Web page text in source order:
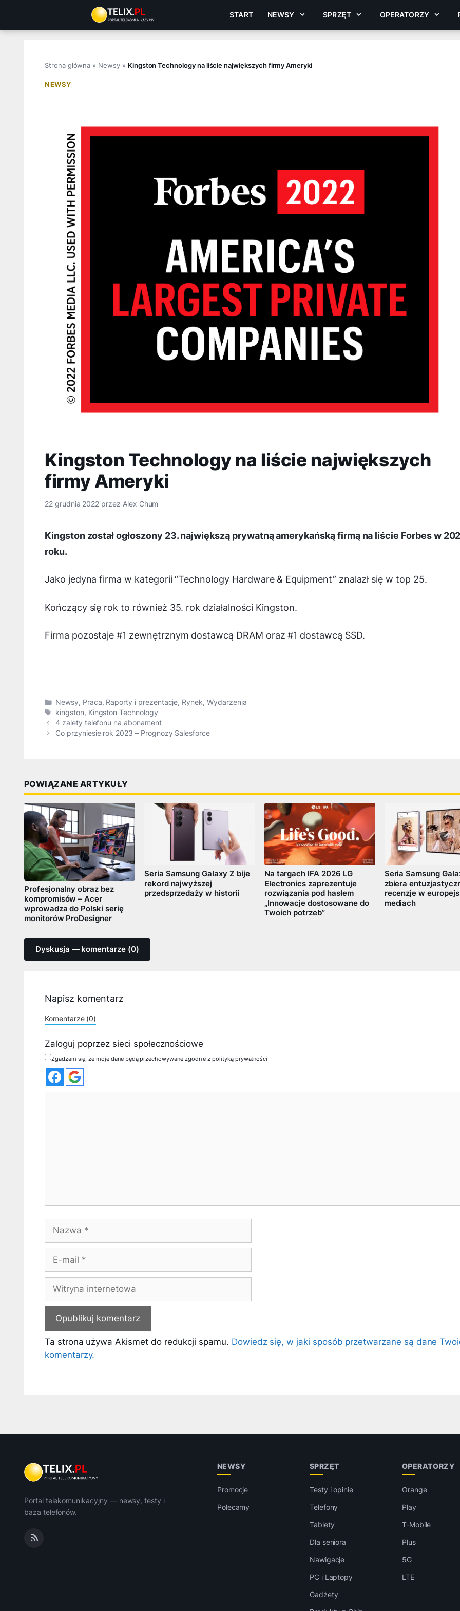
treści
START NEWSY SPRZĘT OPERATORZY
Strona główna » Newsy» Kingston Technology na liście największych firmy Ameryki
NEWSY
Kingston Technology na liście największych
firmy Ameryki
22 grudnia 2022 przez Alex Chum
Kingston został ogłoszony 23. największą prywatną amerykańską firmą na liście Forbes w
roku.
Jako jedyna firma w kategorii “Technology Hardware & Equipment” znalazł się w top 25.
Kończący się rok to również 35. rok działalności Kingston.
Firma pozostaje #1 zewnętrznym dostawcą DRAM oraz #1 dostawcą SSD.
Kategorie
Newsy, Praca, Raporty i prezentacje, Rynek, Wydarzenia
Tagi
kingston, Kingston Technology
4 zalety telefonu na abonament
Co przyniesie rok 2023 – Prognozy Salesforce
POWIĄZANE ARTYKUŁY
Profesjonalny obraz bez
kompromisów – Acer
wprowadza do Polski serię
monitorów ProDesigner
Seria Samsung Galaxy Z bije
rekord najwyższej
przedsprzedaży w historii
Na targach IFA 2026 LG
Electronics zaprezentuje
rozwiązania pod hasłem
„Innowacje dostosowane do
Twoich potrzeb”
Seria Samsung
zbiera
recenzje w
mediach
Dyskusja — komentarze (0)
Napisz komentarz
Komentarze (0)
Zaloguj poprzez sieci społecznościowe
Zgadzam się, że moje dane będą przechowywane zgodnie z polityką prywatności
Nazwa
Witryna
internetowa
Ta strona używa Akismet do redukcji spamu. Dowiedz się, w jaki sposób przetwarzane są dane
komentarzy.
Portal telekomunikacyjny — newsy, testy i
baza telefonów.
NEWSY
Promocje
Polecamy
SPRZĘT
Testy i opinie
Telefony
Tablety
Dla seniora
Nawigacje
PC i Laptopy
Gadżety
OPERATORZY
Orange
Play
T-Mobile
Plus
5G
LTE